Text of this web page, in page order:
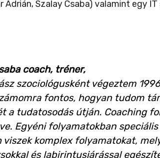
Szalay Csaba) valamint egy
coach, tréner,
szociológusként végeztem
fontos, hogyan tudom
a tudatosodás útján. Coaching
Egyéni folyamatokban
viszek komplex folyamatokat,
és labirintusjárással